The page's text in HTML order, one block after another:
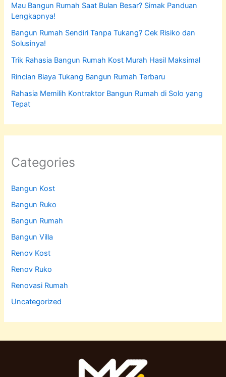
Mau Bangun Rumah Saat Bulan Besar? Simak Panduan
Lengkapnya!
Bangun Rumah Sendiri Tanpa Tukang? Cek Risiko dan
Solusinya!
Trik Rahasia Bangun Rumah Kost Murah Hasil Maksimal
Rincian Biaya Tukang Bangun Rumah Terbaru
Rahasia Memilih Kontraktor Bangun Rumah di Solo yang
Tepat
Categories
Bangun Kost
Bangun Ruko
Bangun Rumah
Bangun Villa
Renov Kost
Renov Ruko
Renovasi Rumah
Uncategorized